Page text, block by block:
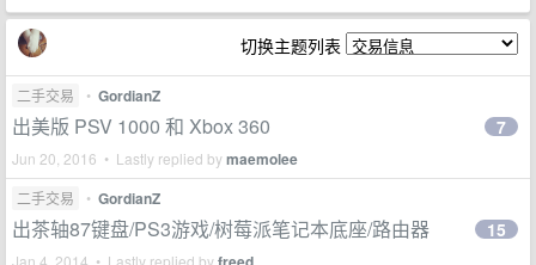
切换主题列表
二手交易 • GordianZ
出美版 PSV 1000 和 Xbox 360
Jun 20, 2016 • Lastly replied bymaemolee
7
二手交易 • GordianZ
出茶轴87键盘/PS3游戏/树莓派笔记本底座/路由器
Jan 4, 2014 • Lastly replied by
15